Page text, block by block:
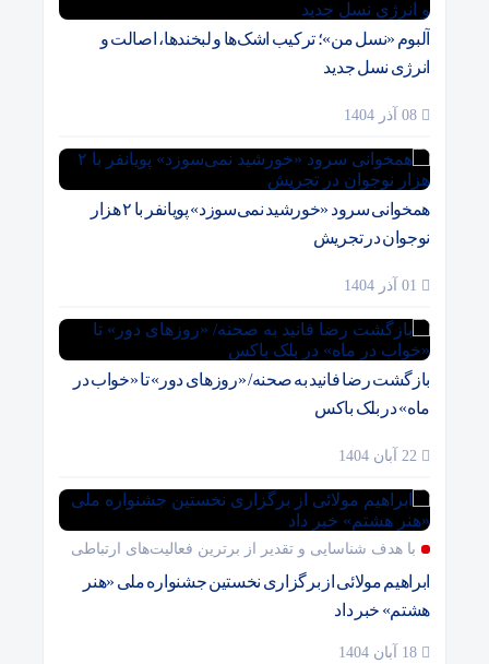
آلبوم «نسل من»؛ ترکیب اشک‌ها و لبخندها، اصالت و
انرژی نسل جدید
همخوانی سرود «خورشید نمی‌سوزد» پویانفر با ۲ هزار
نوجوان در تجریش
بازگشت رضا فانید به صحنه/ «روزهای دور» تا «خواب در
ماه» در بلک باکس
با هدف شناسایی و تقدیر از برترین فعالیت‌های ارتباطی
ابراهیم مولائی از برگزاری نخستین جشنواره ملی «هنر
هشتم» خبر داد